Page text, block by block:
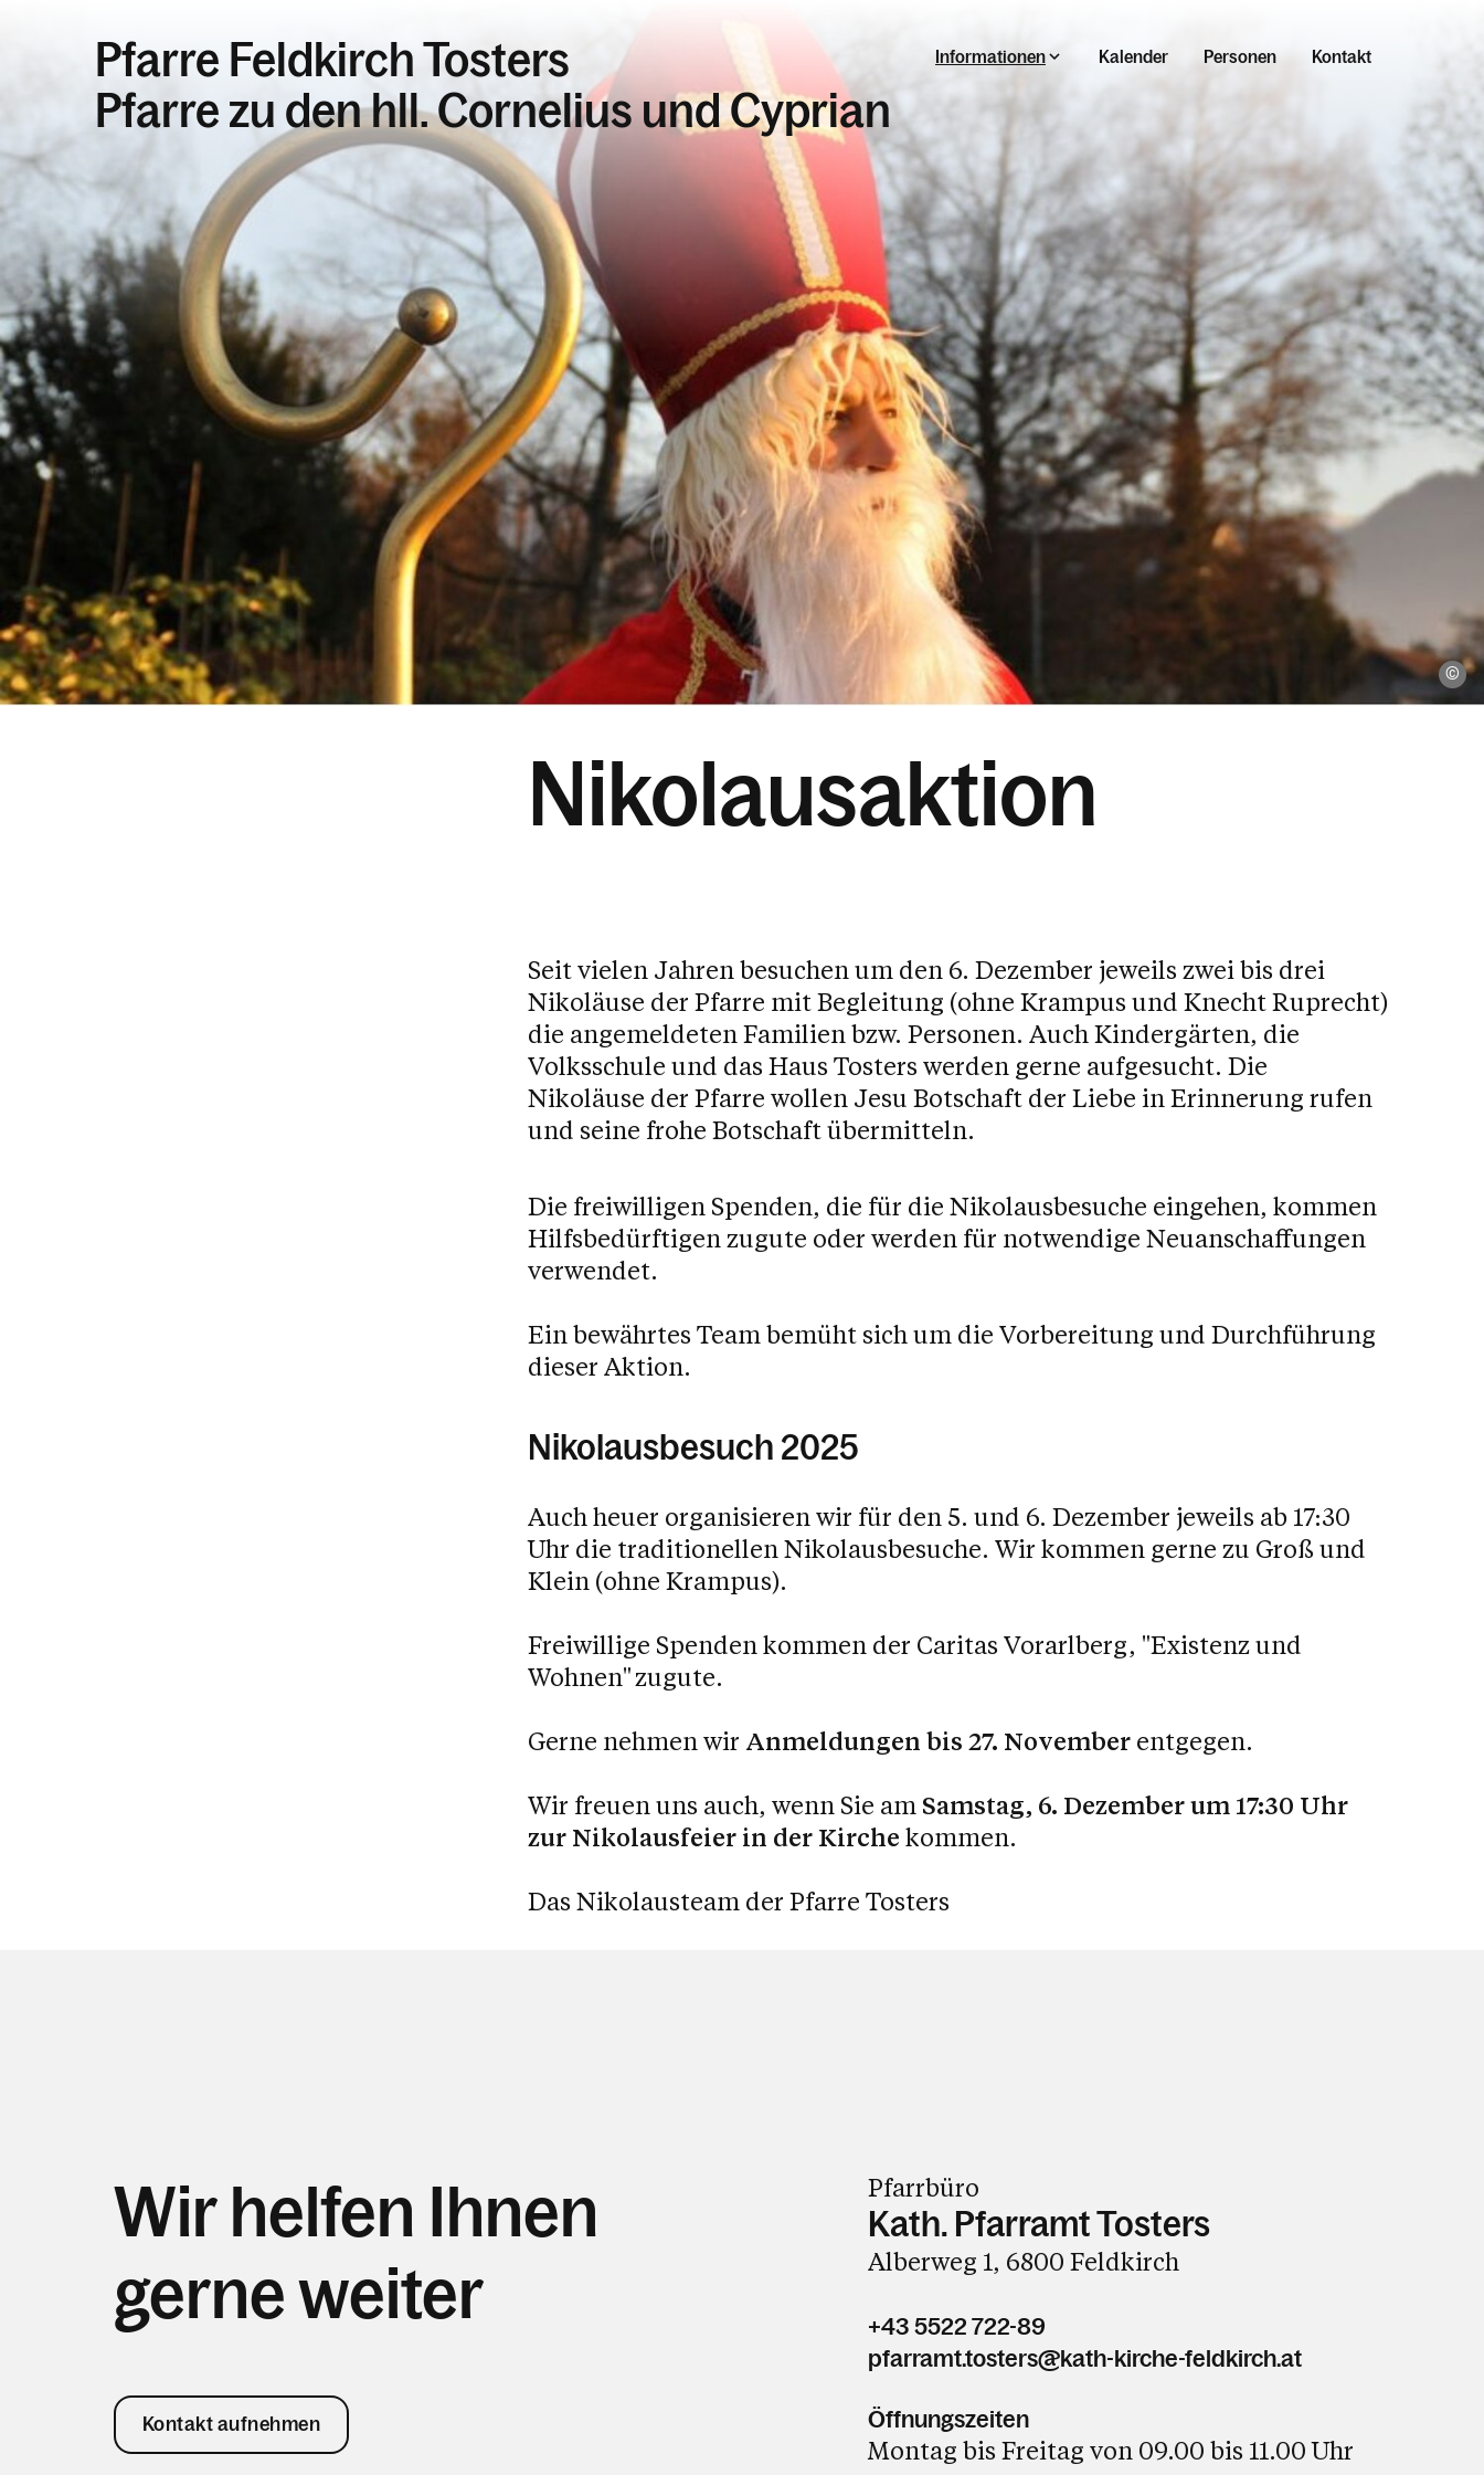
Pfarre Feldkirch Tosters
Pfarre zu den hll. Cornelius und Cyprian
Informationen Kalender Personen Kontakt
Nikolausaktion
Seit vielen Jahren besuchen um den 6. Dezember jeweils zwei bis drei
Nikoläuse der Pfarre mit Begleitung (ohne Krampus und Knecht Ruprecht)
die angemeldeten Familien bzw. Personen. Auch Kindergärten, die
Volksschule und das Haus Tosters werden gerne aufgesucht. Die
Nikoläuse der Pfarre wollen Jesu Botschaft der Liebe in Erinnerung rufen
und seine frohe Botschaft übermitteln.
Die freiwilligen Spenden, die für die Nikolausbesuche eingehen, kommen
Hilfsbedürftigen zugute oder werden für notwendige Neuanschaffungen
verwendet.
Ein bewährtes Team bemüht sich um die Vorbereitung und Durchführung
dieser Aktion.
Nikolausbesuch 2025
Auch heuer organisieren wir für den 5. und 6. Dezember jeweils ab 17:30
Uhr die traditionellen Nikolausbesuche. Wir kommen gerne zu Groß und
Klein (ohne Krampus).
Freiwillige Spenden kommen der Caritas Vorarlberg, "Existenz und
Wohnen"zugute.
Gerne nehmen wir Anmeldungen bis 27. November entgegen.
Wir freuen uns auch, wenn Sie am Samstag, 6. Dezember um 17:30 Uhr
zur Nikolausfeier in der Kirche kommen.
Das Nikolausteam der Pfarre Tosters
Wir helfen Ihnen
gerne weiter
Kontakt aufnehmen
Pfarrbüro
Kath. Pfarramt Tosters
Alberweg 1, 6800 Feldkirch
+43 5522 722-89
pfarramt.tosters@kath-kirche-feldkirch.at
Öffnungszeiten
Montag bis Freitag von 09.00 bis 11.00 Uhr